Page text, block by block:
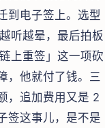
到电子签上。选型
听越晕，最后拍板
上重签」这一项砍
，他就付了钱。三
，追加费用又是 2
签这事儿，是不是